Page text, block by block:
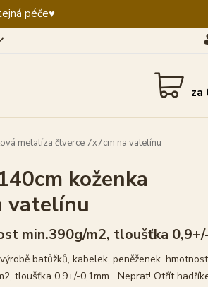
péče♥️
za
metalíza čtverce 7x7cm na vatelínu
koženka
vatelínu
min.390g/m2, tloušťka
batůžků, kabelek, peněženek. hmotnost
tloušťka 0,9+/-0,1mm Neprat! Otřít